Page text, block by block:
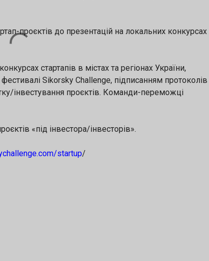
проєктів до презентацій на локальних конкурсах
стартапів в містах та регіонах України,
Sikorsky Challenge, підписанням
інвестування проєктів. Команди-переможці
«під інвестора/інвесторів».
startup/